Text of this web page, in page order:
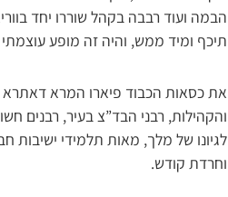
הבמה ועוד רבבה בקהל שוררו יחד
תיכף ומיד ממש, והיה זה מופע
את כסאות הכבוד פיארו המרא דאתרא
והקהילות, רבני הבד”צ בעיר, רבנים
לגיונו של מלך, מאות תלמידי ישיבות
וחרדת קודש.